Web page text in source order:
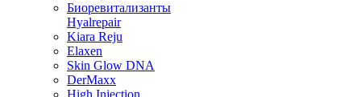
Биоревитализанты
Hyalrepair
Kiara Reju
Elaxen
Skin Glow DNA
DerMaxx
High Injection